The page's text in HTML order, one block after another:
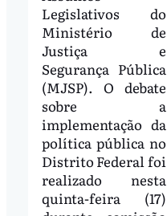
Legislativos do
Ministério de
Justiça e
Segurança Pública
(MJSP). O debate
sobre a
implementação da
política pública no
Distrito Federal foi
realizado nesta
quinta-feira (17)